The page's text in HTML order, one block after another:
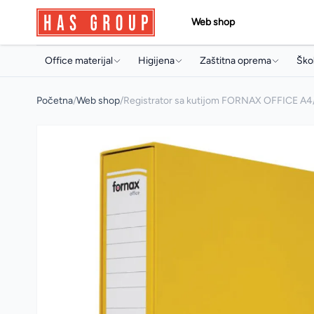
Web shop
Office materijal
Arhivski pribor i oprema
Artikli za prezentaciju
Poslovna galanterija
Higijena
Sapuni
Osvježivači prostora
Koncentrati za čišćenje
Sredstva za profesionalnu
mašinsku upotrebu
Zaštitna oprema
Početna/Web shop/Registrator sa kutijom FORNAX OFFICE